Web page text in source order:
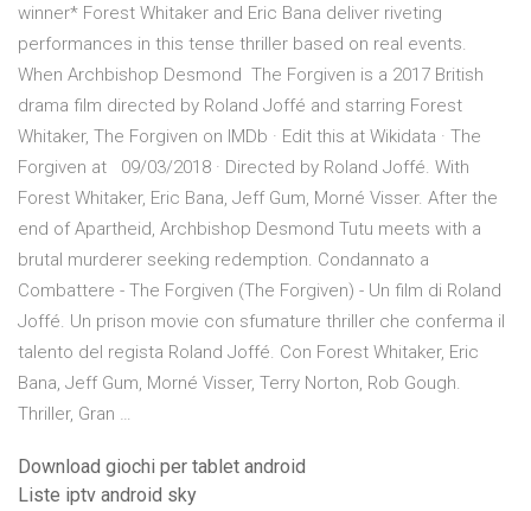
winner* Forest Whitaker and Eric Bana deliver riveting
performances in this tense thriller based on real events.
When Archbishop Desmond The Forgiven is a 2017 British
drama film directed by Roland Joffé and starring Forest
Whitaker, The Forgiven on IMDb · Edit this at Wikidata · The
Forgiven at 09/03/2018 · Directed by Roland Joffé. With
Forest Whitaker, Eric Bana, Jeff Gum, Morné Visser. After the
end of Apartheid, Archbishop Desmond Tutu meets with a
brutal murderer seeking redemption. Condannato a
Combattere - The Forgiven (The Forgiven) - Un film di Roland
Joffé. Un prison movie con sfumature thriller che conferma il
talento del regista Roland Joffé. Con Forest Whitaker, Eric
Bana, Jeff Gum, Morné Visser, Terry Norton, Rob Gough.
Thriller, Gran …
Download giochi per tablet android
Liste iptv android sky